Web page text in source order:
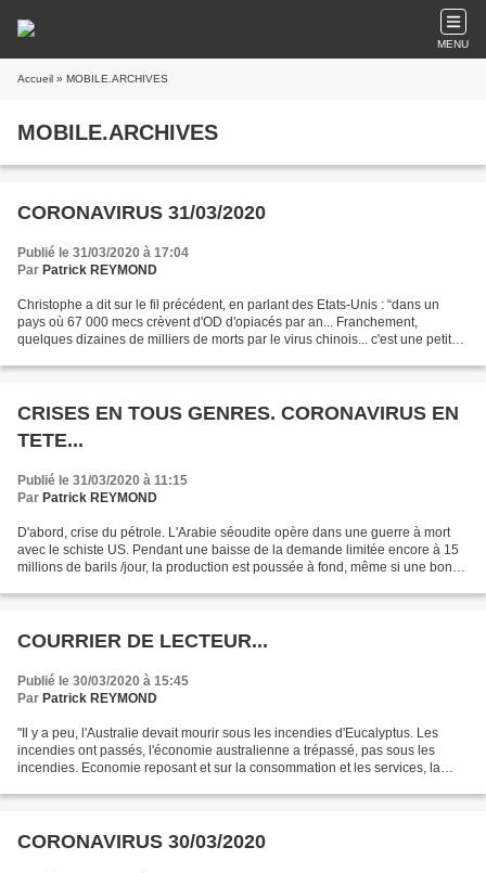
MENU
Accueil » MOBILE.ARCHIVES
MOBILE.ARCHIVES
CORONAVIRUS 31/03/2020
Publié le 31/03/2020 à 17:04
Par Patrick REYMOND
Christophe a dit sur le fil précédent, en parlant des Etats-Unis : “dans un
pays où 67 000 mecs crèvent d'OD d'opiacés par an... Franchement,
quelques dizaines de milliers de morts par le virus chinois... c'est une petite
CRISES EN TOUS GENRES. CORONAVIRUS EN
TETE...
Publié le 31/03/2020 à 11:15
Par Patrick REYMOND
D'abord, crise du pétrole. L'Arabie séoudite opère dans une guerre à mort
avec le schiste US. Pendant une baisse de la demande limitée encore à 15
millions de barils /jour, la production est poussée à fond, même si une bonne
COURRIER DE LECTEUR...
Publié le 30/03/2020 à 15:45
Par Patrick REYMOND
"Il y a peu, l'Australie devait mourir sous les incendies d'Eucalyptus. Les
incendies ont passés, l'économie australienne a trépassé, pas sous les
incendies. Economie reposant et sur la consommation et les services, la
CORONAVIRUS 30/03/2020